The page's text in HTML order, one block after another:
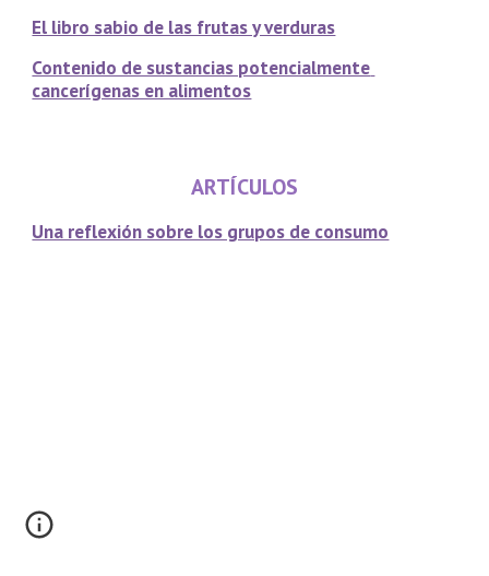
El libro sabio de las frutas y verduras
Contenido de sustancias potencialmente
cancerígenas en alimentos
ARTÍCULOS
Una reflexión sobre los grupos de consumo